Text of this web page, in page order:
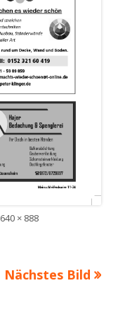
Volle
640 × 888
Nächstes Bild